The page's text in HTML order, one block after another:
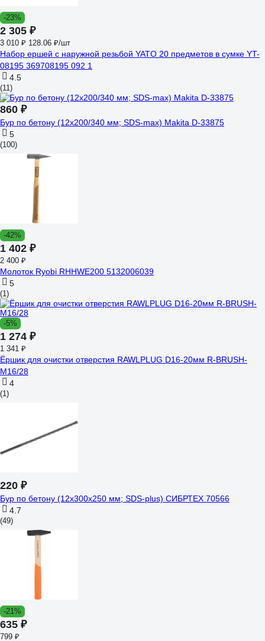
-23%
2 305 ₽
3 010 ₽ 128.06 ₽/шт
Набор ершей с наружной резьбой YATO 20 предметов в сумке YT-
08195 369708195 092 1
4.5
(11)
860 ₽
Бур по бетону (12х200/340 мм; SDS-max) Makita D-33875
5
(100)
-42%
1 402 ₽
2 400 ₽
Молоток Ryobi RHHWE200 5132006039
5
(1)
-5%
1 274 ₽
1 341 ₽
Ёршик для очистки отверстия RAWLPLUG D16-20мм R-BRUSH-
M16/28
4
(1)
220 ₽
Бур по бетону (12x300х250 мм; SDS-plus) СИБРТЕХ 70566
4.7
(49)
-21%
635 ₽
799 ₽